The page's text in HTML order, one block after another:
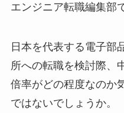
エンジニア転職編集部
日本を代表する電子部
所への転職を検討際、
倍率がどの程度なのか
ではないでしょうか。